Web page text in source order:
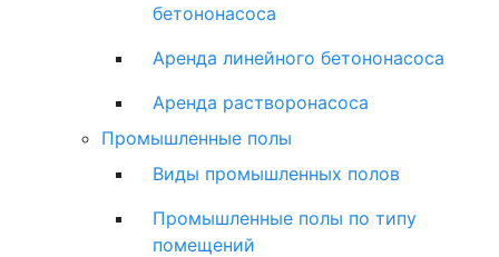
бетононасоса
Аренда линейного бетононасоса
Аренда растворонасоса
Промышленные полы
Виды промышленных полов
Промышленные полы по типу
помещений